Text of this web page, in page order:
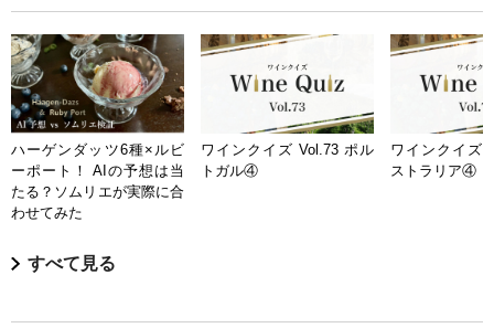
ハーゲンダッツ6種×ルビ
ーポート！ AIの予想は当
たる？ソムリエが実際に合
わせてみた
ワインクイズ Vol.73 ポル
トガル④
ワインクイズ
ストラリア④
すべて見る